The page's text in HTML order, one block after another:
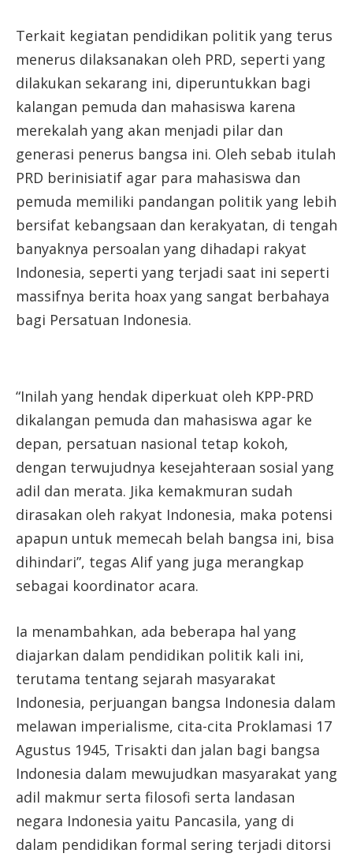
Terkait kegiatan pendidikan politik yang terus
menerus dilaksanakan oleh PRD, seperti yang
dilakukan sekarang ini, diperuntukkan bagi
kalangan pemuda dan mahasiswa karena
merekalah yang akan menjadi pilar dan
generasi penerus bangsa ini. Oleh sebab itulah
PRD berinisiatif agar para mahasiswa dan
pemuda memiliki pandangan politik yang lebih
bersifat kebangsaan dan kerakyatan, di tengah
banyaknya persoalan yang dihadapi rakyat
Indonesia, seperti yang terjadi saat ini seperti
massifnya berita hoax yang sangat berbahaya
bagi Persatuan Indonesia.
“Inilah yang hendak diperkuat oleh KPP-PRD
dikalangan pemuda dan mahasiswa agar ke
depan, persatuan nasional tetap kokoh,
dengan terwujudnya kesejahteraan sosial yang
adil dan merata. Jika kemakmuran sudah
dirasakan oleh rakyat Indonesia, maka potensi
apapun untuk memecah belah bangsa ini, bisa
dihindari”, tegas Alif yang juga merangkap
sebagai koordinator acara.
Ia menambahkan, ada beberapa hal yang
diajarkan dalam pendidikan politik kali ini,
terutama tentang sejarah masyarakat
Indonesia, perjuangan bangsa Indonesia dalam
melawan imperialisme, cita-cita Proklamasi 17
Agustus 1945, Trisakti dan jalan bagi bangsa
Indonesia dalam mewujudkan masyarakat yang
adil makmur serta filosofi serta landasan
negara Indonesia yaitu Pancasila, yang di
dalam pendidikan formal sering terjadi ditorsi